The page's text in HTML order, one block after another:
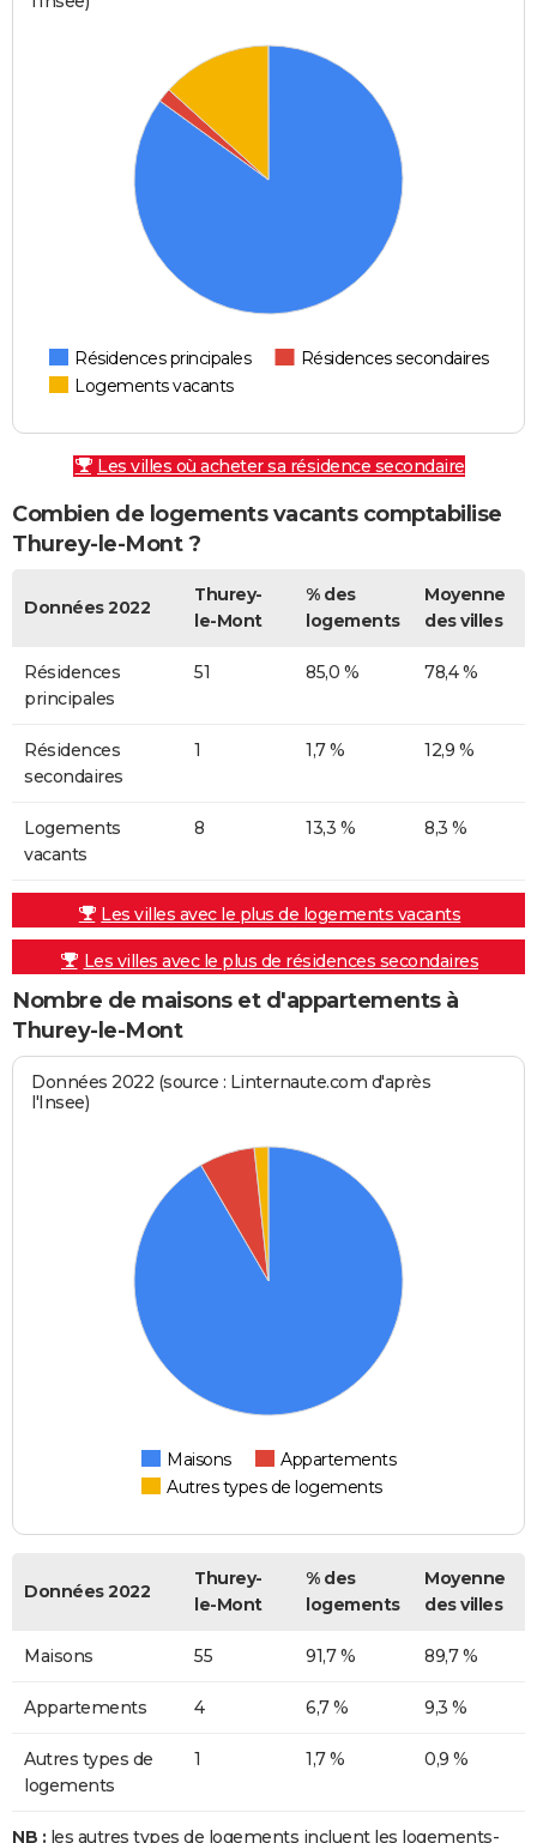
Résidences principales
Résidences secondaires
Logements vacants
Les villes où acheter sa résidence secondaire
Combien de logements vacants comptabilise
Thurey-le-Mont ?
Données 2022
Thurey-
le-Mont
% des
logements
Moyenne
des villes
Résidences
principales
51 85,0 % 78,4 %
Résidences
secondaires
1 1,7 % 12,9 %
Logements
vacants
8 13,3 % 8,3 %
Les villes avec le plus de logements vacants
Les villes avec le plus de résidences secondaires
Nombre de maisons et d'appartements à
Thurey-le-Mont
Données 2022 (source : Linternaute.com d'après
l'Insee)
Maisons
Appartements
Autres types de logements
Données 2022
Thurey-
le-Mont
% des
logements
Moyenne
des villes
Maisons 55 91,7 % 89,7 %
Appartements 4 6,7 % 9,3 %
Autres types de
logements
1 1,7 % 0,9 %
NB : les autres types de logements incluent les logements-